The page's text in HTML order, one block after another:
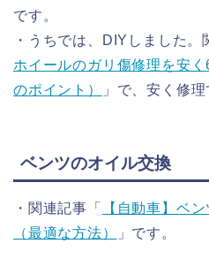
です。
・うちでは、DIYしました。
ホイールのガリ傷修理を安
のポイント）
」で、安く修理
ベンツのオイル交換
・関連記事「
【自動車】ベ
（最適な方法）
」です。